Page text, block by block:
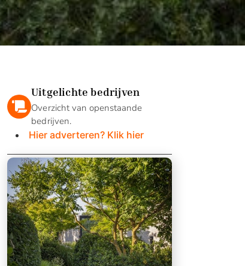
Uitgelichte bedrijven
Overzicht van openstaande
bedrijven.
Hier adverteren? Klik hier